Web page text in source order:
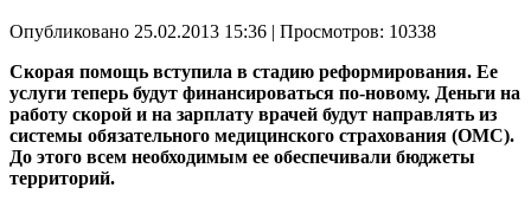
Опубликовано 25.02.2013 15:36 | Просмотров: 10338
Скорая помощь вступила в стадию реформирования. Ее
услуги теперь будут финансироваться по-новому. Деньги на
работу скорой и на зарплату врачей будут направлять из
системы обязательного медицинского страхования (ОМС).
До этого всем необходимым ее обеспечивали бюджеты
территорий.